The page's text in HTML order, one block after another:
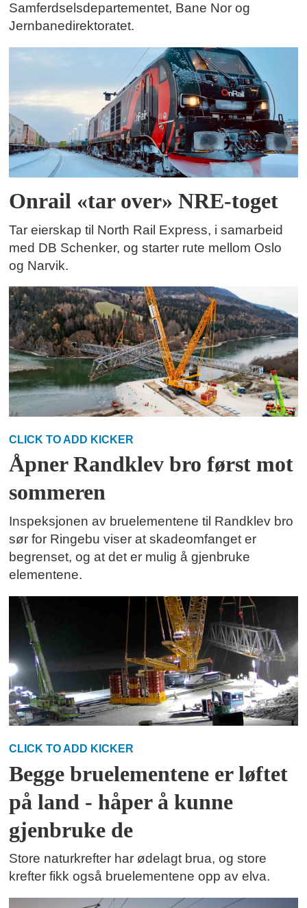
Samferdselsdepartementet, Bane Nor og
Jernbanedirektoratet.
Onrail «tar over» NRE-toget
Tar eierskap til North Rail Express, i samarbeid
med DB Schenker, og starter rute mellom Oslo
og Narvik.
CLICK TO ADD KICKER
Åpner Randklev bro først mot
sommeren
Inspeksjonen av bruelementene til Randklev bro
sør for Ringebu viser at skadeomfanget er
begrenset, og at det er mulig å gjenbruke
elementene.
CLICK TO ADD KICKER
Begge bruelementene er løftet
på land - håper å kunne
gjenbruke de
Store naturkrefter har ødelagt brua, og store
krefter fikk også bruelementene opp av elva.